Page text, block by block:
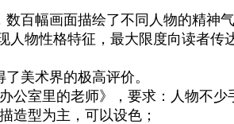
百幅画面描绘了不同人物的精神
人物性格特征，最大限度向读者传
美术界的极高评价。
公室里的老师》，要求：人物不少
造型为主，可以设色；